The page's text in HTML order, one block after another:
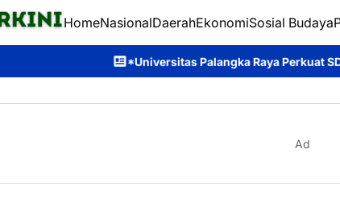
HomeNasionalDaerahEkonomiSosial Budaya
*Universitas Palangka Raya Perkuat SDM Polri Lewat Pusat
Ad